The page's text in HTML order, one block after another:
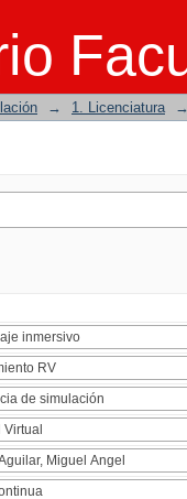
→ 1. Licenciatura